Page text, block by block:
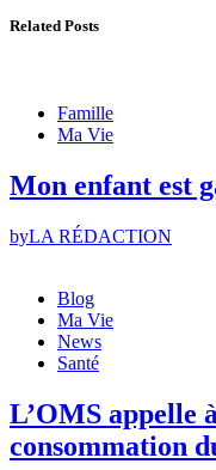
Related Posts
Famille
Ma Vie
Mon enfant est
byLA RÉDACTION
Blog
Ma Vie
News
Santé
L’OMS appelle
consommation